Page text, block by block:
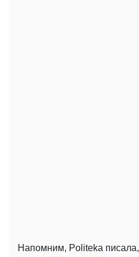
Напомним, Politeka писала,